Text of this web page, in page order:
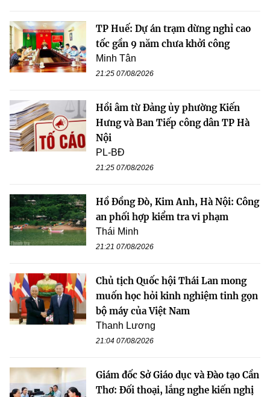
TP Huế: Dự án trạm dừng nghỉ cao
tốc gần 9 năm chưa khởi công
Minh Tân
21:25 07/08/2026
Hồi âm từ Đảng ủy phường Kiến
Hưng và Ban Tiếp công dân TP Hà
Nội
PL-BĐ
21:25 07/08/2026
Hồ Đồng Đò, Kim Anh, Hà Nội: Công
an phối hợp kiểm tra vi phạm
Thái Minh
21:21 07/08/2026
Chủ tịch Quốc hội Thái Lan mong
muốn học hỏi kinh nghiệm tinh gọn
bộ máy của Việt Nam
Thanh Lương
21:04 07/08/2026
Giám đốc Sở Giáo dục và Đào tạo Cần
Thơ: Đối thoại, lắng nghe kiến nghị